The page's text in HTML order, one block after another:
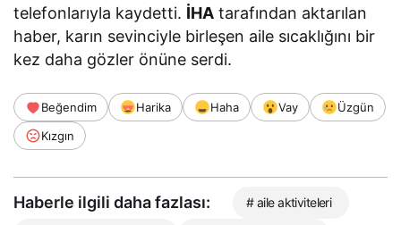
telefonlarıyla kaydetti. İHA tarafından aktarılan
haber, karın sevinciyle birleşen aile sıcaklığını bir
kez daha gözler önüne serdi.
Beğendim Harika Haha Vay
Üzgün
Kızgın
Haberle ilgili daha fazlası: # aile aktiviteleri